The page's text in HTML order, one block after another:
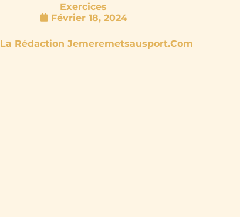
Exercices
Février 18, 2024
La Rédaction Jemeremetsausport.com